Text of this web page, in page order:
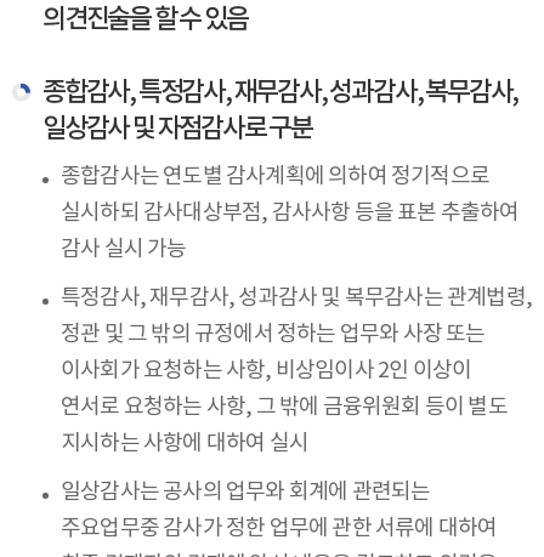
의견진술을 할 수 있음
종합감사, 특정감사, 재무감사, 성과감사, 복무감사,
일상감사 및 자점감사로 구분
종합감사는 연도별 감사계획에 의하여 정기적으로
실시하되 감사대상부점, 감사사항 등을 표본 추출하여
감사 실시 가능
특정감사, 재무감사, 성과감사 및 복무감사는 관계법령,
정관 및 그 밖의 규정에서 정하는 업무와 사장 또는
이사회가 요청하는 사항, 비상임이사 2인 이상이
연서로 요청하는 사항, 그 밖에 금융위원회 등이 별도
지시하는 사항에 대하여 실시
일상감사는 공사의 업무와 회계에 관련되는
주요업무중 감사가 정한 업무에 관한 서류에 대하여